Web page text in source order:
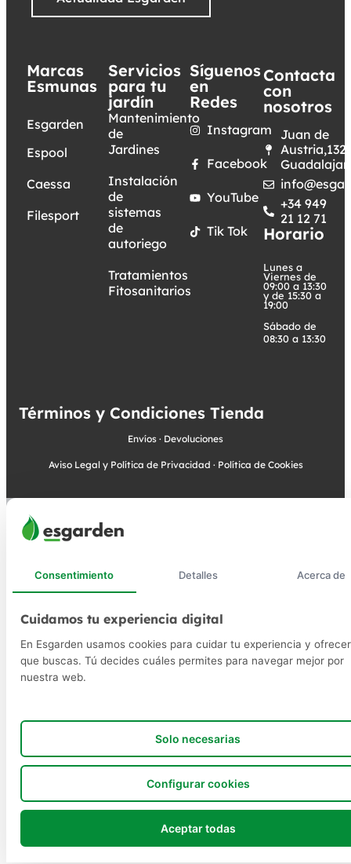
Marcas
Esmunas
Esgarden
Espool
Caessa
Filesport
Servicios
para tu
jardín
Mantenimiento
de
Jardines
Instalación
de
sistemas
de
autoriego
Tratamientos
Fitosanitarios
Síguenos
en
Redes
Instagram
Facebook
YouTube
Tik Tok
Contacta
con
nosotros
Juan de
Austria,132.
+34 949
21 12 71
Horario
Lunes a
Viernes de
09:00 a 13:30
y de 15:30 a
19:00
Sábado de
08:30 a 13:30
Términos y Condiciones Tienda
Envíos · Devoluciones
Aviso Legal y Política de Privacidad · Política de Cookies
Consentimiento Detalles Acerca de
Cuidamos tu experiencia digital
En Esgarden usamos cookies para cuidar tu experiencia y
que buscas. Tú decides cuáles permites para navegar mejor por
nuestra web.
Solo necesarias
Configurar cookies
Aceptar todas